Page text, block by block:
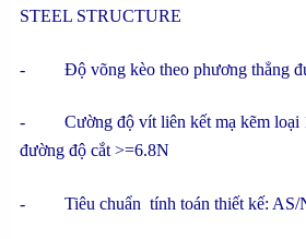
STEEL STRUCTURE
- Độ võng kèo theo phương thẳng
- Cường độ vít liên kết mạ kẽm loại
đường độ cắt >=6.8N
- Tiêu chuẩn tính toán thiết kế: AS/